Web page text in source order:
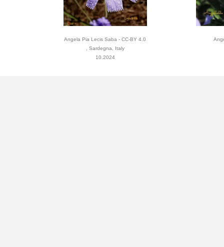
Angela Pia Lecis Saba - CC-BY 4.0
, Sardegna, Italy
10.2024